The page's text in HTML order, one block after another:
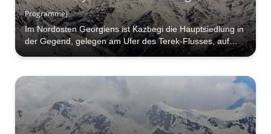
Programme)
Im Nordosten Georgiens ist Kazbegi die Hauptsiedlung in
der Gegend, gelegen am Ufer des Terek-Flusses, auf
einer Höhe von 1.740 Metern.